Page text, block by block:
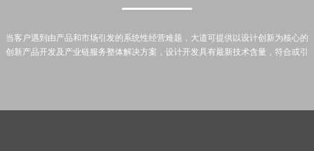
当客户遇到由产品和市场引发的系统性经营难题，大道可提供以设计创新为核心的
创新产品开发及产业链服务整体解决方案，设计开发具有最新技术含量，符合或引
性的商业行为，创新必须基于对市场趋势和产业链管理的无缝对接。因此，系统和